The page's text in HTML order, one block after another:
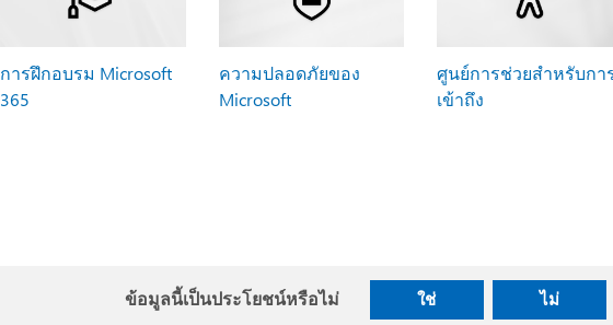
การฝึกอบรม Microsoft
365
ความปลอดภัยของ
Microsoft
ศูนย์การช่วยสําหรับกา
เข้าถึง
ข้อมูลนี้เป็นประโยชน์หรือไม่ ใช่ ไม่